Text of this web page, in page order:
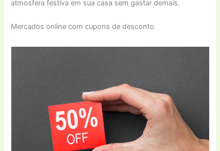
atmosfera festiva em sua casa sem gastar demais.
Mercados online com cupons de desconto